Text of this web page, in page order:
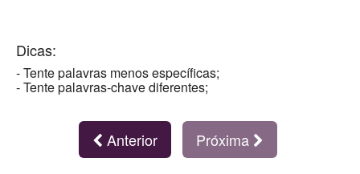
Dicas:
- Tente palavras menos específicas;
- Tente palavras-chave diferentes;
Anterior Próxima